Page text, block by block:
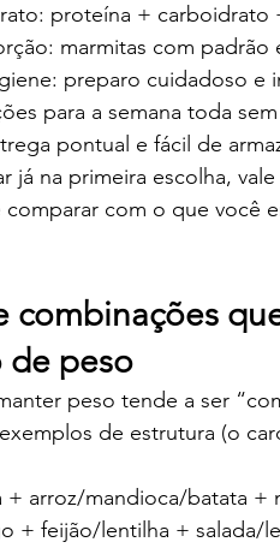
proteína + carboidrato
marmitas com padrão
preparo cuidadoso e
para a semana toda
pontual e fácil de
já na primeira escolha, vale
comparar com o que você
combinações
de peso
peso tende a ser
de estrutura (o
+ arroz/mandioca/batata +
+ feijão/lentilha + salada/